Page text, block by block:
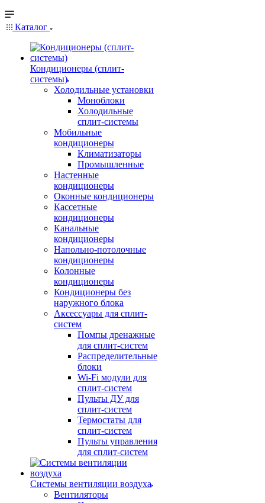
Каталог
Кондиционеры (сплит-
системы)
Холодильные установки
Моноблоки
Холодильные
сплит-системы
Мобильные
кондиционеры
Климатизаторы
Промышленные
Настенные
кондиционеры
Оконные кондиционеры
Кассетные
кондиционеры
Канальные
кондиционеры
Напольно-потолочные
кондиционеры
Колонные
кондиционеры
Кондиционеры без
наружного блока
Аксессуары для сплит-
систем
Помпы дренажные
для сплит-систем
Распределительные
блоки
Wi-Fi модули для
сплит-систем
Пульты ДУ для
сплит-систем
Термостаты для
сплит-систем
Пульты управления
для сплит-систем
Системы вентиляции воздуха
Вентиляторы